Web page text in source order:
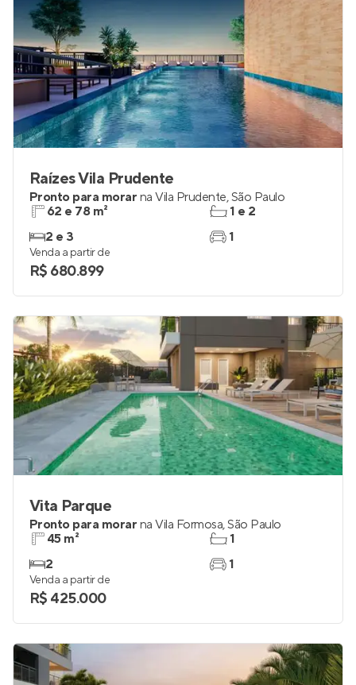
Raízes Vila Prudente
Pronto para morar na Vila Prudente,São Paulo
62 e 78 m²
2 e 3
1 e 2
1
Venda a partir de
R$ 680.899
Vita Parque
Pronto para morar na Vila Formosa,São Paulo
45 m²
2
1
1
Venda a partir de
R$ 425.000